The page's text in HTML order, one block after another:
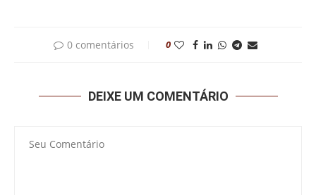
0 comentários 0
DEIXE UM COMENTÁRIO